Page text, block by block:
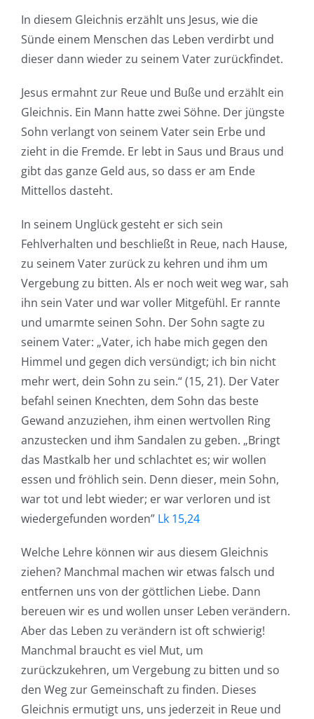
In diesem Gleichnis erzählt uns Jesus, wie die
Sünde einem Menschen das Leben verdirbt und
dieser dann wieder zu seinem Vater zurückfindet.
Jesus ermahnt zur Reue und Buße und erzählt ein
Gleichnis. Ein Mann hatte zwei Söhne. Der jüngste
Sohn verlangt von seinem Vater sein Erbe und
zieht in die Fremde. Er lebt in Saus und Braus und
gibt das ganze Geld aus, so dass er am Ende
Mittellos dasteht.
In seinem Unglück gesteht er sich sein
Fehlverhalten und beschließt in Reue, nach Hause,
zu seinem Vater zurück zu kehren und ihm um
Vergebung zu bitten. Als er noch weit weg war, sah
ihn sein Vater und war voller Mitgefühl. Er rannte
und umarmte seinen Sohn. Der Sohn sagte zu
seinem Vater: „Vater, ich habe mich gegen den
Himmel und gegen dich versündigt; ich bin nicht
mehr wert, dein Sohn zu sein.“ (15, 21). Der Vater
befahl seinen Knechten, dem Sohn das beste
Gewand anzuziehen, ihm einen wertvollen Ring
anzustecken und ihm Sandalen zu geben. „Bringt
das Mastkalb her und schlachtet es; wir wollen
essen und fröhlich sein. Denn dieser, mein Sohn,
war tot und lebt wieder; er war verloren und ist
wiedergefunden worden” Lk 15,24
Welche Lehre können wir aus diesem Gleichnis
ziehen? Manchmal machen wir etwas falsch und
entfernen uns von der göttlichen Liebe. Dann
bereuen wir es und wollen unser Leben verändern.
Aber das Leben zu verändern ist oft schwierig!
Manchmal braucht es viel Mut, um
zurückzukehren, um Vergebung zu bitten und so
den Weg zur Gemeinschaft zu finden. Dieses
Gleichnis ermutigt uns, uns jederzeit in Reue und